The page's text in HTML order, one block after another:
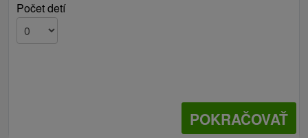
Počet detí
POKRAČOVAŤ